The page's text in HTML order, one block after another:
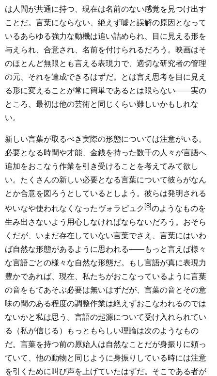
は人間が共通に持つ、現在は名前のない感覚を見つけ出す
ことだ。言葉にならない、絶えず嘘と誤解の原因となって
いるあらゆる強力な動機は追い詰められ、目に見える形を
与えられ、合意され、名前を付けられるだろう。映画はそ
のほとんど無限とも言える表現力で、適切な研究者の管理
の元、それを達成できるはずだ。とは言え思考を目に見え
る形に変えることが常に簡単であるとは限らない――実の
ところ、最初は他の芸術と同じくらい難しいかもしれな
い。
新しい言葉が取るべき実際の形態については注意がいる。
必要となる時間や才能、金銭を持った数千の人々が言語へ
追加をおこなう作業を引き受けることを考えてみて欲し
い。たくさんの新しい必要となる言葉について彼らがなん
とか合意を図ろうとしているとしよう。彼らは発明される
やいなや使われなくなったヴォラピュク [8]のようなものを
生み出さないよう用心しなければならないだろう。おそら
くだが、いまだ存在していない言葉でさえ、言葉にはいわ
ば自然な形態があるように思われる――もっと言えば様々
な言語ごとの様々な自然な形態だ。もし言語が真に表現力
豊かであれば、現在、私たちがおこなっているように言葉
の音をもてあそぶ必要は無いはずだが、言葉の音とその意
味の間のある程度の調整作業は絶えずおこなわれるのでは
ないかと私は思う。言語の起源について受け入れられてい
る（私が信じる）もっともらしい理論は次のようなもの
だ。言葉を持つ前の原始人は自然なことだが身振りに頼っ
ていて、他の動物と同じように身振りしている時には注意
を引くために叫び声を上げていたはずだ。そこである者が